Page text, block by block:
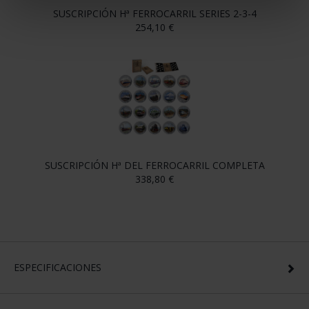
SUSCRIPCIÓN Hª FERROCARRIL SERIES 2-3-4
254,10 €
SUSCRIPCIÓN Hª DEL FERROCARRIL COMPLETA
338,80 €
ESPECIFICACIONES